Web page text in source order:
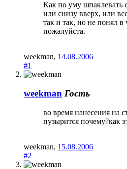
Как по уму шпаклевать
или снизу вверх, или
так и так, но не понял в
пожалуйста.
weekman, 14.08.2006
#1
weekman Гость
во время нанесения на
пузырится почему?как
weekman, 15.08.2006
#2